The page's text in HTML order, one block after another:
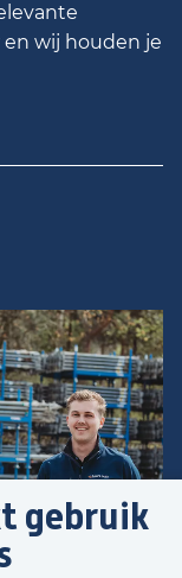
gebruik
en wij houden je